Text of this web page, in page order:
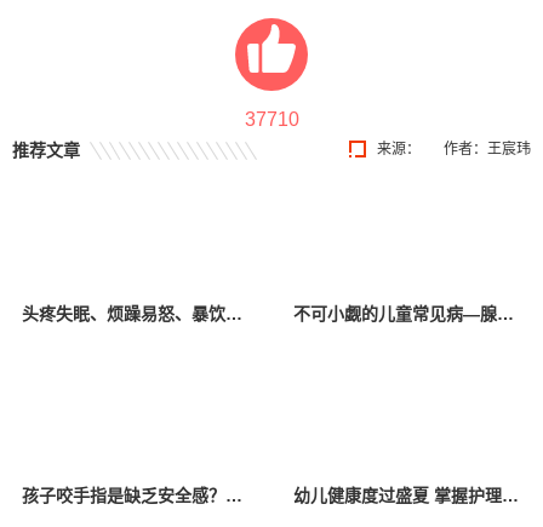
37710
来源： 作者：王宸玮
推荐文章
头疼失眠、烦躁易怒、暴饮暴食、拖延厌学……孩子这些异常向父母传递了哪些“信号”？ 不可小觑的儿童常见病—腺样体肥大
孩子咬手指是缺乏安全感？亲贝网小编为你解惑 幼儿健康度过盛夏 掌握护理小知识少生病